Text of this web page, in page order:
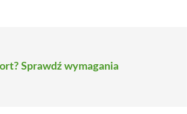
Sprawdź wymagania